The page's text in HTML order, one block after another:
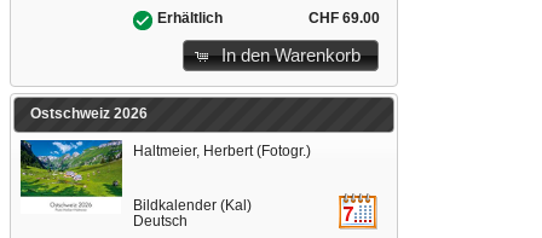
Erhältlich
CHF 69.00
In den Warenkorb
Ostschweiz 2026
Haltmeier, Herbert (Fotogr.)
Bildkalender (Kal)
Deutsch